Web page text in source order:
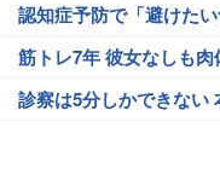
認知症予防で「避けたい
筋トレ7年 彼女なしも
診察は5分しかできない